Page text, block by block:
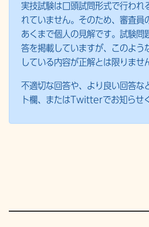
実技試験は口頭試問形式で行われ
れていません。そのため、審査員
あくまで個人の見解です。試験問
答を掲載していますが、このよう
している内容が正解とは限りませ
不適切な回答や、より良い回答な
ト欄、またはTwitterでお知らせ